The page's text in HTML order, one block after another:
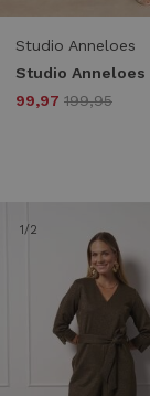
Studio Anneloes
99,97 199,95
1/2